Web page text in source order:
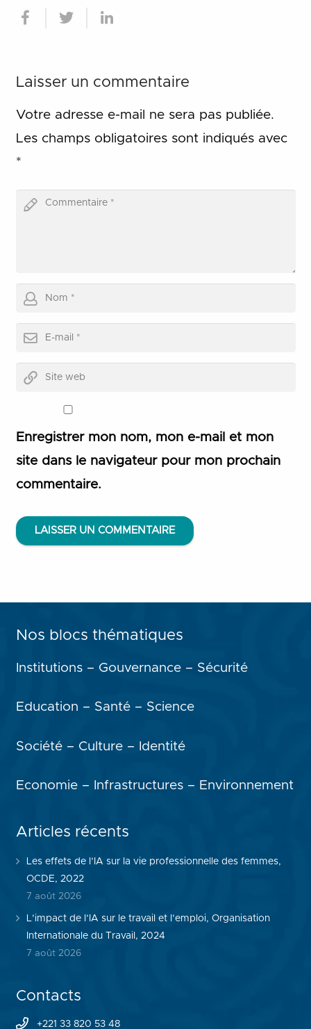
Laisser un commentaire
Votre adresse e-mail ne sera pas publiée.
Les champs obligatoires sont indiqués avec
*
Enregistrer mon nom, mon e-mail et mon
site dans le navigateur pour mon prochain
commentaire.
LAISSER UN COMMENTAIRE
Nos blocs thématiques
Institutions – Gouvernance – Sécurité
Education – Santé – Science
Société – Culture – Identité
Economie – Infrastructures – Environnement
Articles récents
Les effets de l’IA sur la vie professionnelle des femmes,
OCDE, 2022
7 août 2026
L’impact de l’IA sur le travail et l’emploi, Organisation
Internationale du Travail, 2024
7 août 2026
Contacts
+221 33 820 53 48